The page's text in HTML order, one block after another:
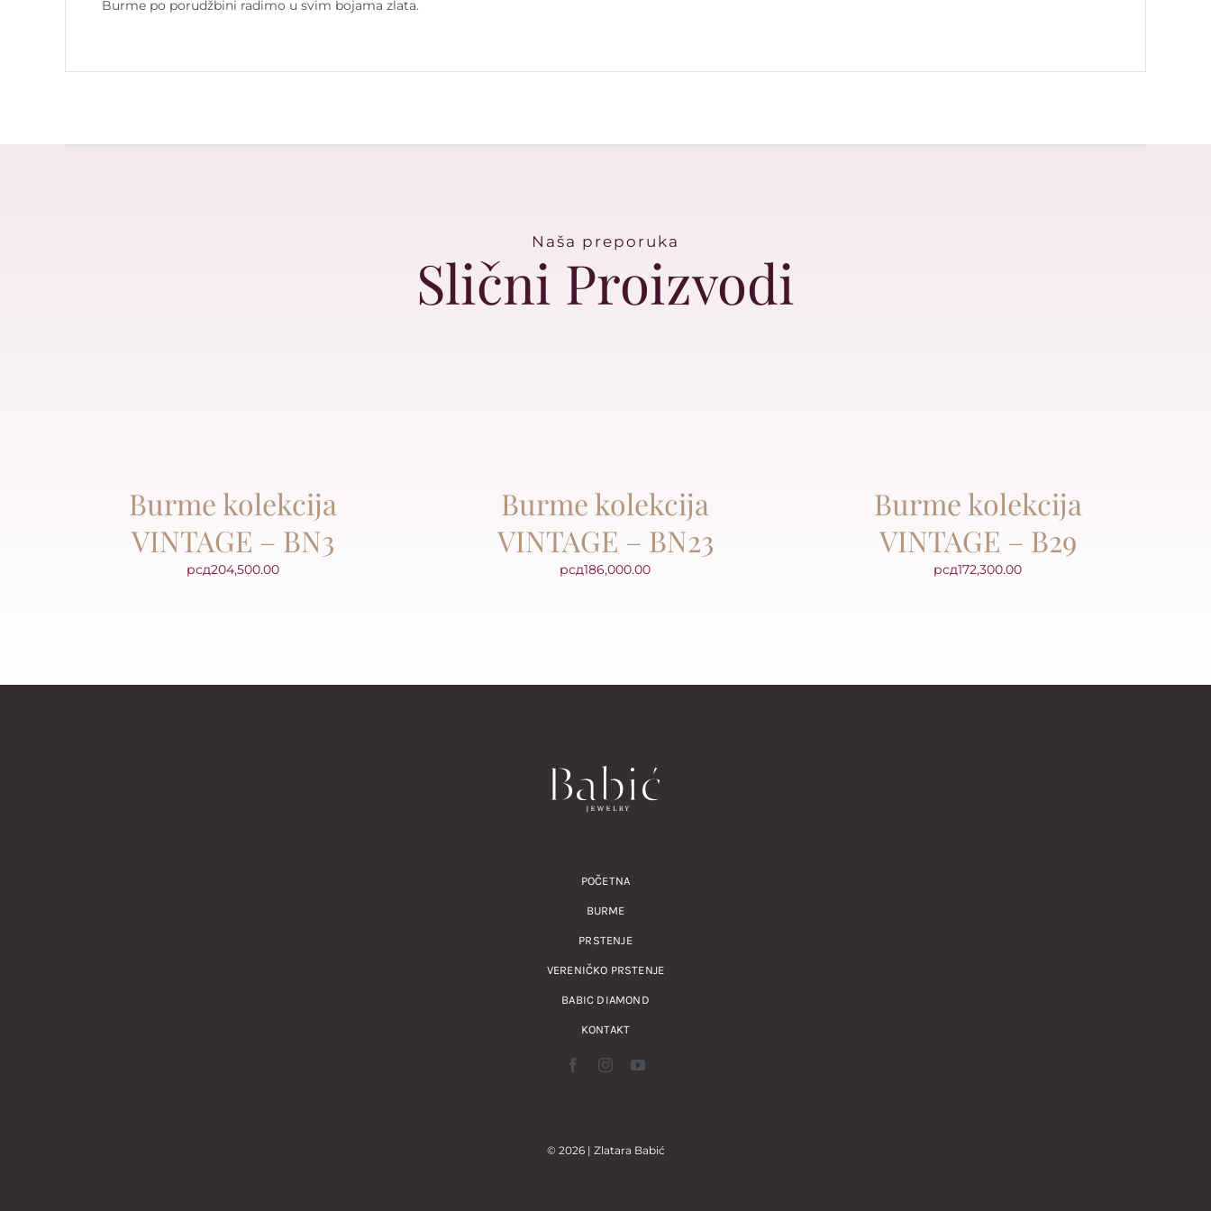
Burme po porudžbini radimo u svim bojama zlata.
Naša preporuka
Slični Proizvodi
Burme kolekcija
VINTAGE – BN3
рсд204,500.00
Burme kolekcija
VINTAGE – BN23
рсд186,000.00
Burme kolekcija
VINTAGE – B29
рсд172,300.00
POČETNA
BURME
PRSTENJE
VERENIČKO PRSTENJE
BABIC DIAMOND
KONTAKT
© 2026 | Zlatara Babić